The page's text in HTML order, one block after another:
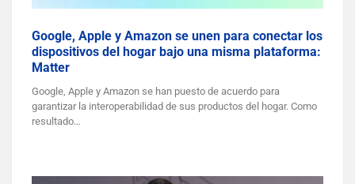
Google, Apple y Amazon se unen para conectar los
dispositivos del hogar bajo una misma plataforma:
Matter
Google, Apple y Amazon se han puesto de acuerdo para
garantizar la interoperabilidad de sus productos del hogar. Como
resultado…